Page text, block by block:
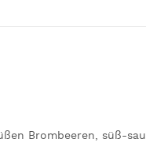
Brombeeren, süß-